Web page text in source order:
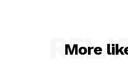
More